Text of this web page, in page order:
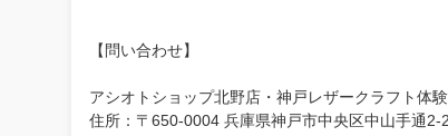
【問い合わせ】
アシオトショップ北野店・神戸レザークラフト体
住所：〒650-0004 兵庫県神戸市中央区中山手通2-